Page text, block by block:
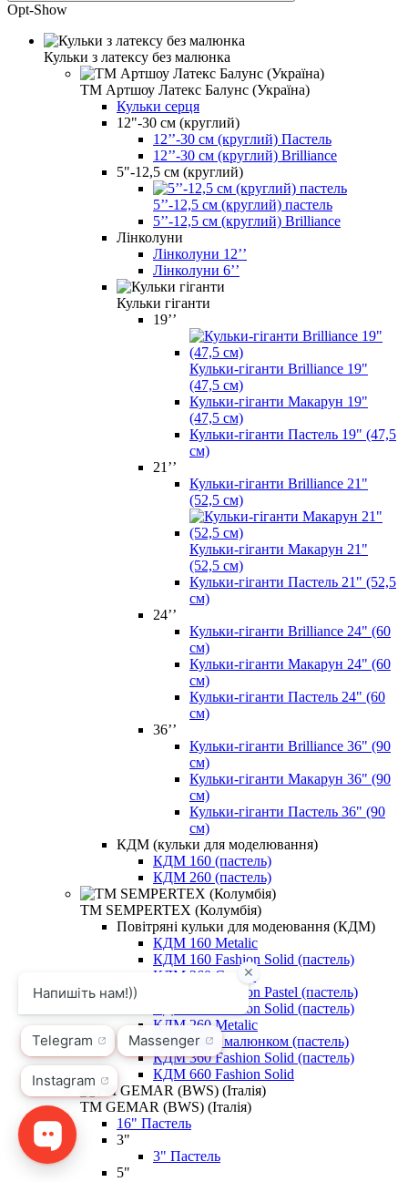
Opt-Show
Кульки з латексу без малюнка
ТМ Артшоу Латекс Балунс (Україна)
Кульки серця
12"-30 см (круглий)
12’’-30 см (круглий) Пастель
12’’-30 см (круглий) Brilliance
5"-12,5 см (круглий)
5’’-12,5 см (круглий) пастель
5’’-12,5 см (круглий) Brilliance
Лінколуни
Лінколуни 12ʼʼ
Лінколуни 6ʼʼ
Кульки гіганти
19’’
Кульки-гіганти Brilliance 19"
(47,5 см)
Кульки-гіганти Макарун 19"
(47,5 см)
Кульки-гіганти Пастель 19" (47,5
см)
21’’
Кульки-гіганти Brilliance 21"
(52,5 см)
Кульки-гіганти Макарун 21"
(52,5 см)
Кульки-гіганти Пастель 21" (52,5
см)
24’’
Кульки-гіганти Brilliance 24" (60
см)
Кульки-гіганти Макарун 24" (60
см)
Кульки-гіганти Пастель 24" (60
см)
36’’
Кульки-гіганти Brilliance 36" (90
см)
Кульки-гіганти Макарун 36" (90
см)
Кульки-гіганти Пастель 36" (90
см)
КДМ (кульки для моделювання)
КДМ 160 (пастель)
КДМ 260 (пастель)
ТМ SEMPERTEX (Колумбія)
Повітряні кульки для модеювання (КДМ)
КДМ 160 Metalic
КДМ 160 Fashion Solid (пастель)
КДМ 260 Crystal
КДМ 260 Fashion Pastel (пастель)
КДМ 260 Fashion Solid (пастель)
КДМ 260 Metalic
КДМ 260 з малюнком (пастель)
КДМ 360 Fashion Solid (пастель)
КДМ 660 Fashion Solid
ТМ GEMAR (BWS) (Італія)
16" Пастель
3"
3" Пастель
5"